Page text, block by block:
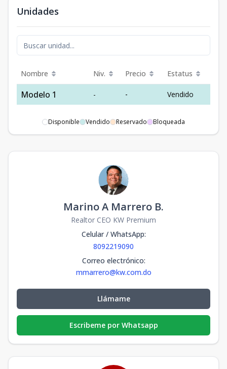
Unidades
Nombre Niv. Precio Estatus
Modelo 1 - - Vendido
Disponible Vendido Reservado Bloqueada
Marino A Marrero B.
Realtor CEO KW Premium
Celular / WhatsApp:
8092219090
Correo electrónico:
mmarrero@kw.com.do
Llámame
Escribeme por Whatsapp